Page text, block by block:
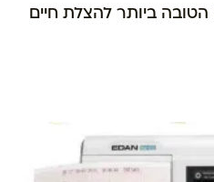
הטובה ביותר להצלת חיים